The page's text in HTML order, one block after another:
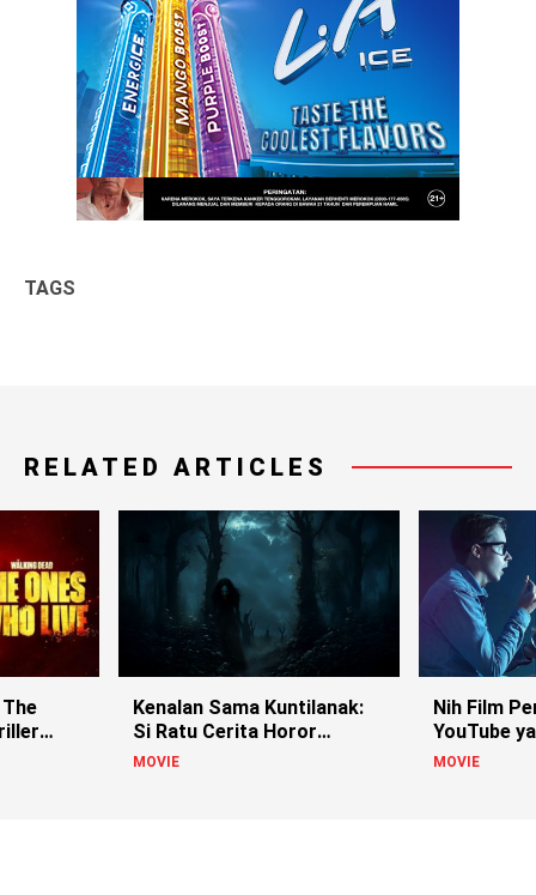
TAGS
RELATED ARTICLES
Kenalan Sama Kuntilanak:
Si Ratu Cerita Horor
Indonesia!
MOVIE
Nih Film
YouTube
MOVIE